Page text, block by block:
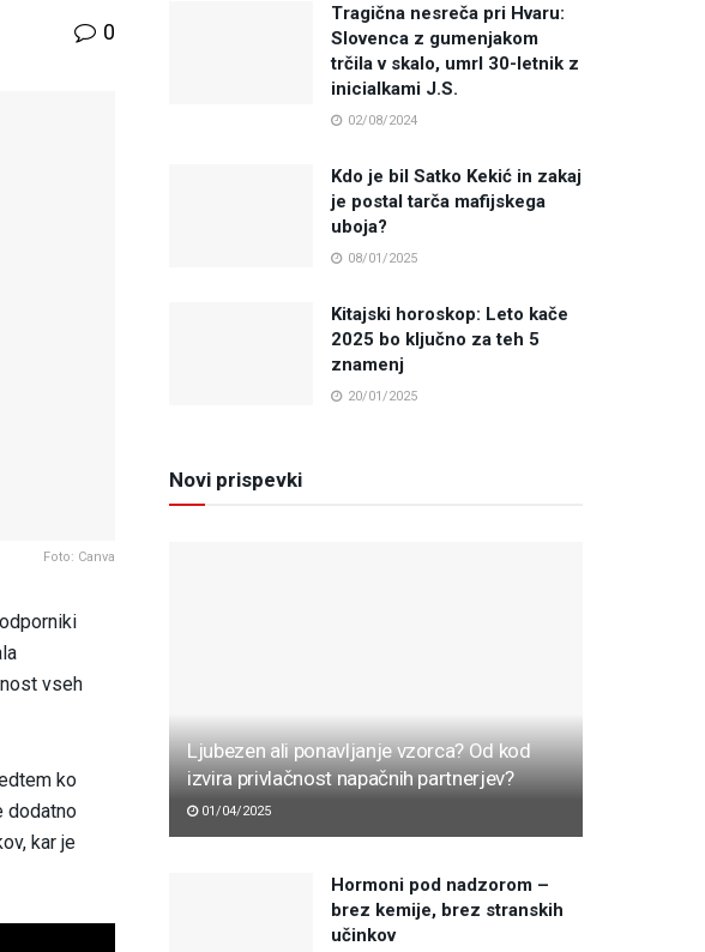
0
Foto: Canva
vseh
ko
dodatno
kar je
Tragična nesreča pri Hvaru:
Slovenca z gumenjakom
trčila v skalo, umrl 30-letnik z
inicialkami J.S.
02/08/2024
Kdo je bil Satko Kekić in zakaj
je postal tarča mafijskega
uboja?
08/01/2025
Kitajski horoskop: Leto kače
2025 bo ključno za teh 5
znamenj
20/01/2025
Novi prispevki
Ljubezen ali ponavljanje vzorca? Od kod
izvira privlačnost napačnih partnerjev?
01/04/2025
Hormoni pod nadzorom –
brez kemije, brez stranskih
učinkov